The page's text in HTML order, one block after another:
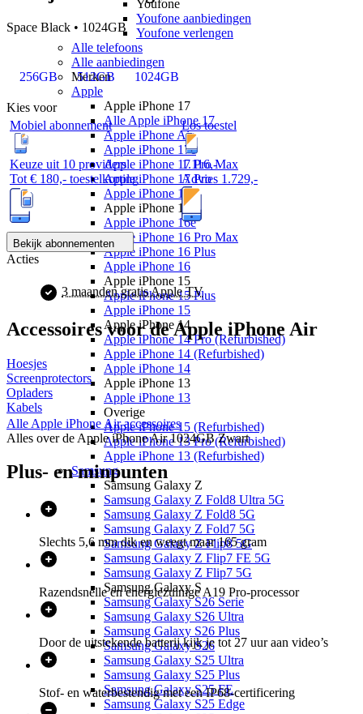
Youfone
Youfone aanbiedingen
Youfone verlengen
Alle telefoons
Alle aanbiedingen
Merken
Apple
Apple iPhone 17
Alle Apple iPhone 17
Apple iPhone Air
Apple iPhone 17e
Apple iPhone 17 Pro Max
Apple iPhone 17 Pro
Apple iPhone 17
Apple iPhone 16
Apple iPhone 16e
Apple iPhone 16 Pro Max
Apple iPhone 16 Plus
Apple iPhone 16
Apple iPhone 15
Apple iPhone 15 Plus
Apple iPhone 15
Apple iPhone 14
Apple iPhone 14 Pro (Refurbished)
Apple iPhone 14 (Refurbished)
Apple iPhone 14
Apple iPhone 13
Apple iPhone 13
Overige
Apple iPhone 15 (Refurbished)
Apple iPhone 13 Pro (Refurbished)
Apple iPhone 13 (Refurbished)
Samsung
Samsung Galaxy Z
Samsung Galaxy Z Fold8 Ultra 5G
Samsung Galaxy Z Fold8 5G
Samsung Galaxy Z Fold7 5G
Samsung Galaxy Z Flip8 5G
Samsung Galaxy Z Flip7 FE 5G
Samsung Galaxy Z Flip7 5G
Samsung Galaxy S
Samsung Galaxy S26 Serie
Samsung Galaxy S26 Ultra
Samsung Galaxy S26 Plus
Samsung Galaxy S26
Samsung Galaxy S25 Ultra
Samsung Galaxy S25 Plus
Samsung Galaxy S25 FE
Samsung Galaxy S25 Edge
Space Black • 1024GB
256GB 512GB 1024GB
Kies voor
Mobiel abonnement
Keuze uit 10 providers
Tot € 180,- toestelkorting
Los toestel
1.116,-
Advies 1.729,-
Bekijk abonnementen
Acties
3 maanden gratis Apple TV
Accessoires voor deApple iPhone Air
Hoesjes
Screenprotectors
Opladers
Kabels
Alle Apple iPhone Airaccessoires
Alles over de Apple iPhone Air 1024GB Zwart
Plus- en minpunten
Slechts 5,6 mm dik en weegt maar 165 gram
Razendsnelle en energiezuinige A19 Pro-processor
Door de uitstekende batterij kijk je tot 27 uur aan video’s
Stof- en waterbestendig met een IP68-certificering